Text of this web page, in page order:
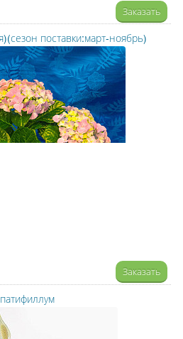
Заказать
поставки:март-ноябрь)
Заказать